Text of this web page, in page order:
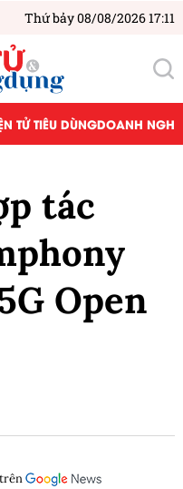
Thứ bảy 08/08/2026 17:11
TỬ TIÊU DÙNGDOANH
tác
Open